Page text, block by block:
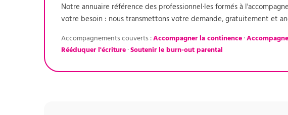
Notre annuaire référence des professionnel·les formés à
votre besoin : nous transmettons votre demande, gratuitement et
Accompagnements couverts :Accompagner la continence·
Rééduquer l'écriture·Soutenir le burn-out parental